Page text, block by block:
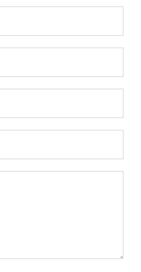
Absicherungen
Über uns